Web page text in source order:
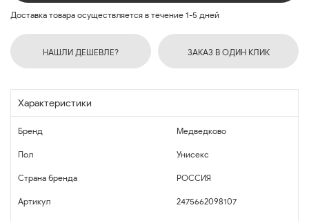
Доставка товара осуществляется в течение 1-5 дней
НАШЛИ ДЕШЕВЛЕ? ЗАКАЗ В ОДИН КЛИК
Характеристики
Бренд Медведково
Пол Унисекс
Страна бренда РОССИЯ
Артикул 2475662098107